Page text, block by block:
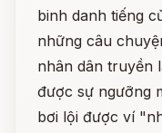
binh danh tiếng
những câu
nhân dân truyền
được sự ngưỡng
bơi lội được ví